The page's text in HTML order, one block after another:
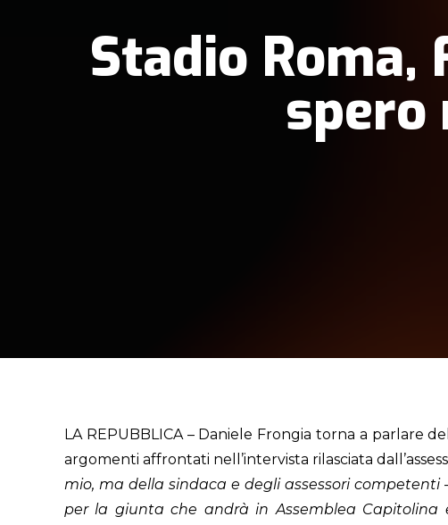
Stadio Roma,
spero
LA REPUBBLICA – Daniele Frongia torna a parlare
argomenti affrontati nell’intervista rilasciata
mio, ma della sindaca e degli assessori competenti
per la giunta che andrà in Assemblea Capitolina